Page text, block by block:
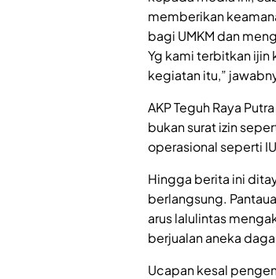
memberikan
bagi UMKM dan
Yg kami terbitkan ijin
kegiatan itu,”
AKP Teguh Raya
bukan surat izin
operasional seperti
Hingga berita ini
berlangsung.
arus lalulintas
berjualan aneka
Ucapan kesal